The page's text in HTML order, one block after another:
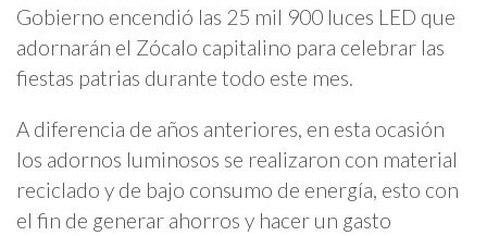
Gobierno encendió las 25 mil 900 luces LED que
adornarán el Zócalo capitalino para celebrar las
fiestas patrias durante todo este mes.
A diferencia de años anteriores, en esta ocasión
los adornos luminosos se realizaron con material
reciclado y de bajo consumo de energía, esto con
el fin de generar ahorros y hacer un gasto